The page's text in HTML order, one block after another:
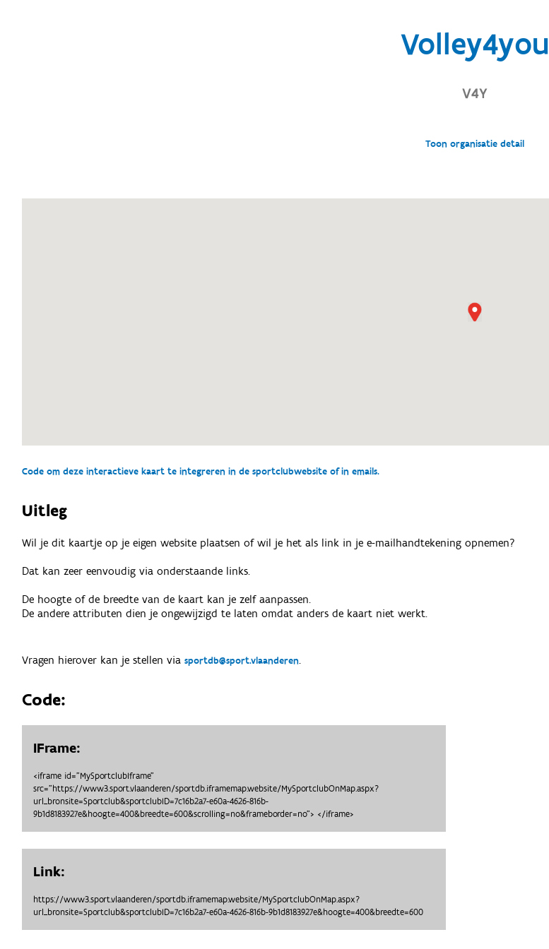
Volley4you
V4Y
Toon organisatie detail
Code om deze interactieve kaart te integreren in de sportclubwebsite of in emails.
Uitleg
Wil je dit kaartje op je eigen website plaatsen of wil je het als link in je e-mailhandtekening opnemen?
Dat kan zeer eenvoudig via onderstaande links.
De hoogte of de breedte van de kaart kan je zelf aanpassen.
De andere attributen dien je ongewijzigd te laten omdat anders de kaart niet werkt.
Vragen hierover kan je stellen viasportdb@sport.vlaanderen.
Code:
IFrame:
<iframe id="MySportclubIframe"
src="https://www3.sport.vlaanderen/sportdb.iframemap.website/MySportclubOnMap.aspx?
url_bronsite=Sportclub&sportclubID=7c16b2a7-e60a-4626-816b-
9b1d8183927e&hoogte=400&breedte=600&scrolling=no&frameborder=no"> </iframe>
Link:
https://www3.sport.vlaanderen/sportdb.iframemap.website/MySportclubOnMap.aspx?
url_bronsite=Sportclub&sportclubID=7c16b2a7-e60a-4626-816b-9b1d8183927e&hoogte=400&breedte=600